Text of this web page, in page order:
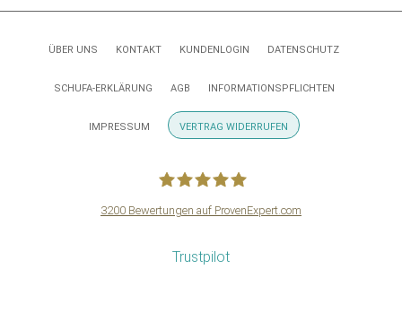
ÜBER UNS KONTAKT KUNDENLOGIN DATENSCHUTZ
SCHUFA-ERKLÄRUNG AGB INFORMATIONSPFLICHTEN
IMPRESSUM VERTRAG WIDERRUFEN
3200 Bewertungen auf ProvenExpert.com
Trustpilot